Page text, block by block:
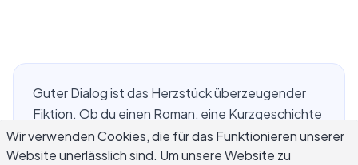
Guter Dialog ist das Herzstück überzeugender
Fiktion. Ob du einen Roman, eine Kurzgeschichte
oder ein Drehbuch schreibst – Tipps zum
Schreiben von Dialogen können hölzerne Dialoge
Wir verwenden Cookies, die für das Funktionieren unserer
Website unerlässlich sind. Um unsere Website zu